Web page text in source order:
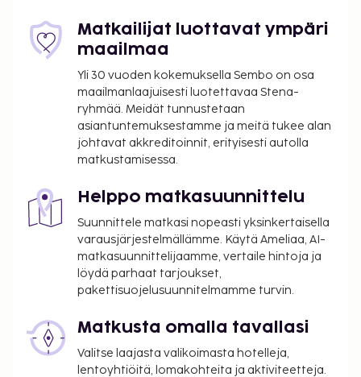
Matkailijat luottavat ympäri
maailmaa
Yli 30 vuoden kokemuksella Sembo on osa
maailmanlaajuisesti luotettavaa Stena-
ryhmää. Meidät tunnustetaan
asiantuntemuksestamme ja meitä tukee alan
johtavat akkreditoinnit, erityisesti autolla
matkustamisessa.
Helppo matkasuunnittelu
Suunnittele matkasi nopeasti yksinkertaisella
varausjärjestelmällämme. Käytä Ameliaa, AI-
matkasuunnittelijaamme, vertaile hintoja ja
löydä parhaat tarjoukset,
pakettisuojelusuunnitelmamme turvin.
Matkusta omalla tavallasi
Valitse laajasta valikoimasta hotelleja,
lentoyhtiöitä, lomakohteita ja aktiviteetteja.